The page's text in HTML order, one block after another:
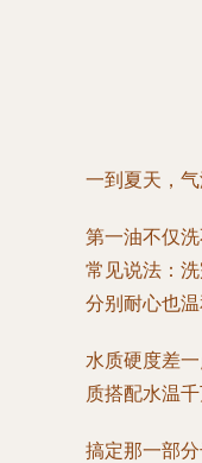
一到夏天，
第一油不仅
常见说法：
分别耐心也
水质硬度差
质搭配水温
搞定那一部